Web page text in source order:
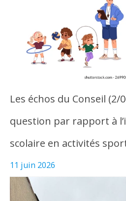
Les échos du Conseil (2/
question par rapport à
scolaire en activités
11 juin 2026